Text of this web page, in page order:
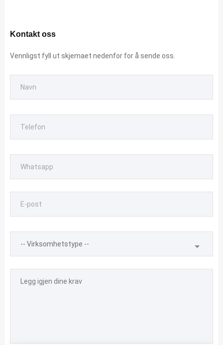
Kontakt oss
Vennligst fyll ut skjemaet nedenfor for å sende oss.